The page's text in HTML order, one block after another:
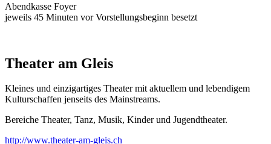
Abendkasse Foyer
jeweils 45 Minuten vor Vorstellungsbeginn besetzt
Theater am Gleis
Kleines und einzigartiges Theater mit aktuellem und lebendigem
Kulturschaffen jenseits des Mainstreams.
Bereiche Theater, Tanz, Musik, Kinder und Jugendtheater.
http://www.theater-am-gleis.ch